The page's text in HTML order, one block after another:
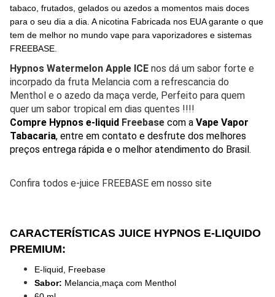
tabaco, frutados, gelados ou azedos a momentos mais doces
para o seu dia a dia. A nicotina Fabricada nos EUA garante o que
tem de melhor no mundo vape para vaporizadores e sistemas
FREEBASE.
Hypnos Watermelon Apple ICE nos dá um sabor forte e
incorpado da fruta Melancia com a refrescancia do
Menthol e o azedo da maça verde, Perfeito para quem
quer um sabor tropical em dias quentes !!!!
Compre Hypnos e-liquid Freebase com a Vape Vapor
Tabacaria, entre em contato e desfrute dos melhores
preços entrega rápida e o melhor atendimento do Brasil.
Confira todos e-juice FREEBASE em nosso site
CARACTERÍSTICAS JUICE HYPNOS E-LIQUIDO
PREMIUM:
E-liquid, Freebase
Sabor: Melancia,maça com Menthol